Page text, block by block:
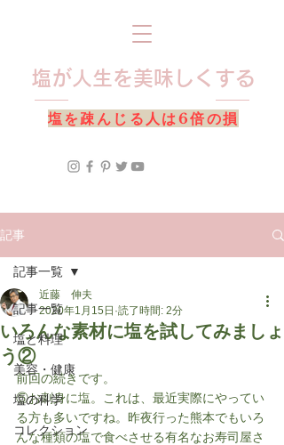
​塩を疎んじる人は6倍の損
​塩が人生を美味しくする
記事
記事一覧
塩と料理
美容・健康
塩の科学
コレクション
記事一覧
いろんな素材に塩を試してみましょ
う②
近藤 伸夫
2020年1月15日 読了時間: 2分
前回の続きです。
⑤お刺身に塩。これは、最近実際にやってい
る方も多いですね。昨夜行った熊本でもいろ
んな種類の塩で食べさせる有名なお寿司屋さ